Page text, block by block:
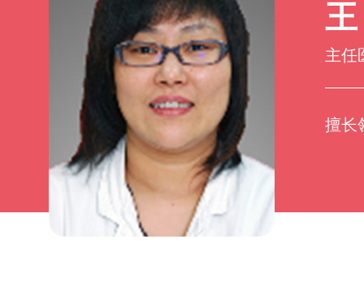
主任
擅长